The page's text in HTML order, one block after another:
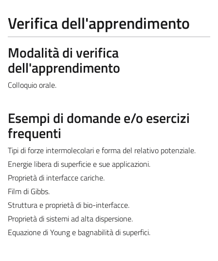
Verifica dell'apprendimento
Modalità di verifica
dell'apprendimento
Colloquio orale.
Esempi di domande e/o esercizi
frequenti
Tipi di forze intermolecolari e forma del relativo potenziale.
Energie libera di superficie e sue applicazioni.
Proprietà di interfacce cariche.
Film di Gibbs.
Struttura e proprietà di bio-interfacce.
Proprietà di sistemi ad alta dispersione.
Equazione di Young e bagnabilità di superfici.